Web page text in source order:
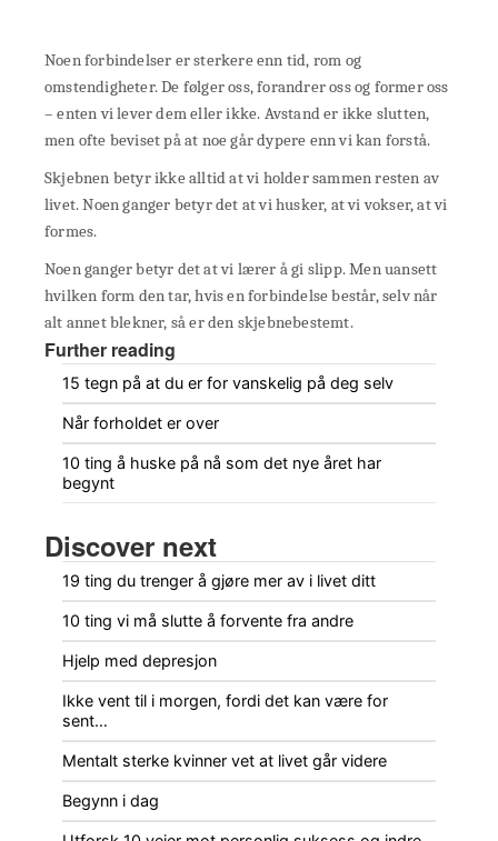
Noen forbindelser er sterkere enn tid, rom og
omstendigheter. De følger oss, forandrer oss og former oss
– enten vi lever dem eller ikke. Avstand er ikke slutten,
men ofte beviset på at noe går dypere enn vi kan forstå.
Skjebnen betyr ikke alltid at vi holder sammen resten av
livet. Noen ganger betyr det at vi husker, at vi vokser, at vi
formes.
Noen ganger betyr det at vi lærer å gi slipp. Men uansett
hvilken form den tar, hvis en forbindelse består, selv når
alt annet blekner, så er den skjebnebestemt.
Further reading
15 tegn på at du er for vanskelig på deg selv
Når forholdet er over
10 ting å huske på nå som det nye året har
begynt
Discover next
19 ting du trenger å gjøre mer av i livet ditt
10 ting vi må slutte å forvente fra andre
Hjelp med depresjon
Ikke vent til i morgen, fordi det kan være for
sent…
Mentalt sterke kvinner vet at livet går videre
Begynn i dag